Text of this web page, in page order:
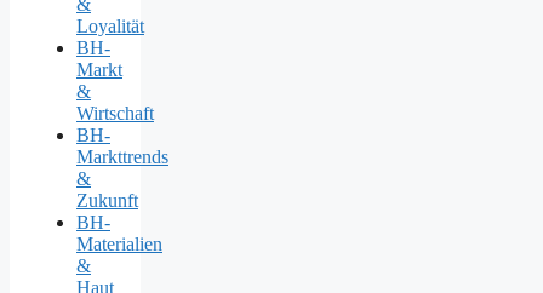
Loyalität
BH-
Markt
&
Wirtschaft
BH-
Markttrends
&
Zukunft
BH-
Materialien
&
Haut